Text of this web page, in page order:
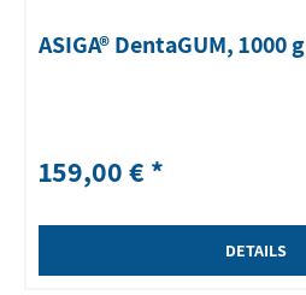
ASIGA® DentaGUM, 1000 g
159,00 € *
DETAILS